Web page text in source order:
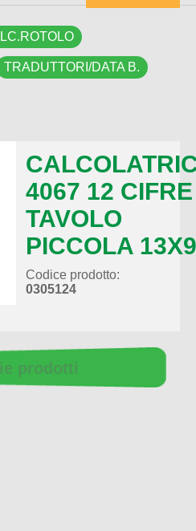
TRADUTTORI/DATA B.
4067 12 CIFRE
TAVOLO
PICCOLA
Codice prodotto:
0305124
prodotti